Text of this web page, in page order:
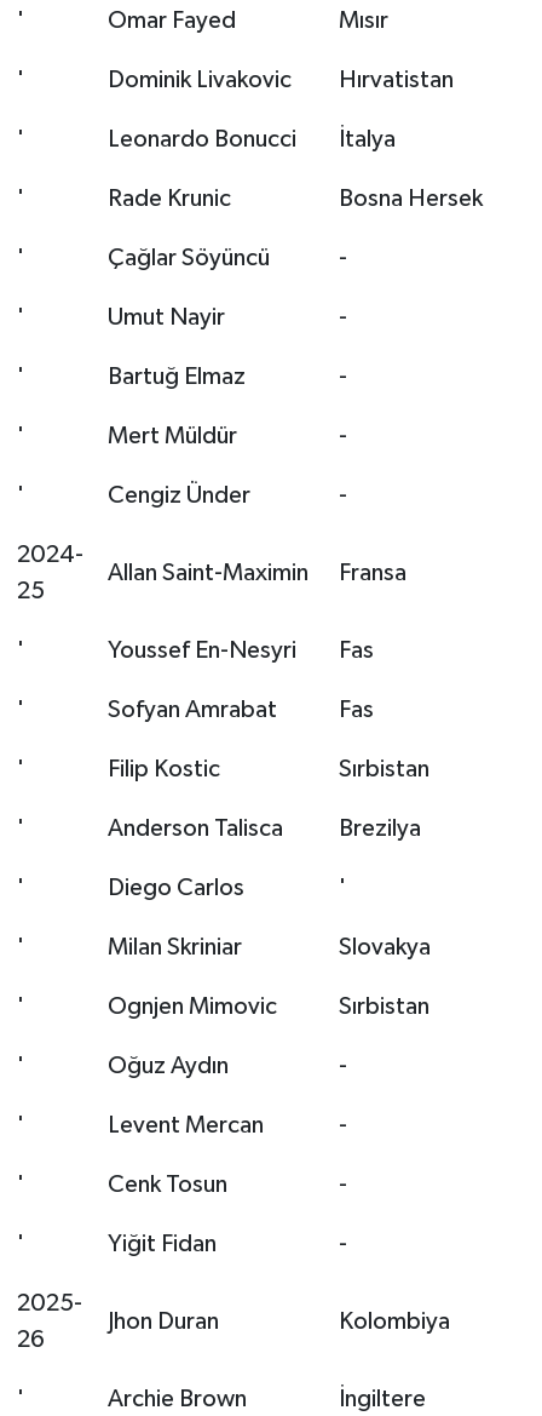
' Omar Fayed Mısır
' Dominik Livakovic Hırvatistan
' Leonardo Bonucci İtalya
' Rade Krunic Bosna Hersek
' Çağlar Söyüncü -
' Umut Nayir -
' Bartuğ Elmaz -
' Mert Müldür -
' Cengiz Ünder -
2024-
25
Allan Saint-Maximin Fransa
' Youssef En-Nesyri Fas
' Sofyan Amrabat Fas
' Filip Kostic Sırbistan
' Anderson Talisca Brezilya
' Diego Carlos '
' Milan Skriniar Slovakya
' Ognjen Mimovic Sırbistan
' Oğuz Aydın -
' Levent Mercan -
' Cenk Tosun -
' Yiğit Fidan -
2025-
26
Jhon Duran Kolombiya
' Archie Brown İngiltere